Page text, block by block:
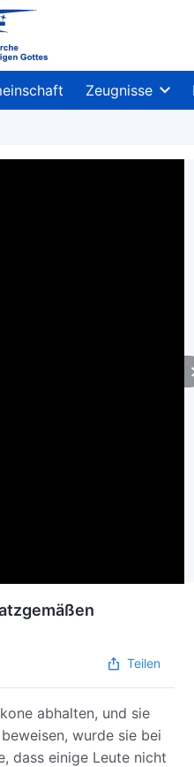
Zeugnisse
Teilen
abhalten, und sie
wurde sie bei
dass einige Leute nicht